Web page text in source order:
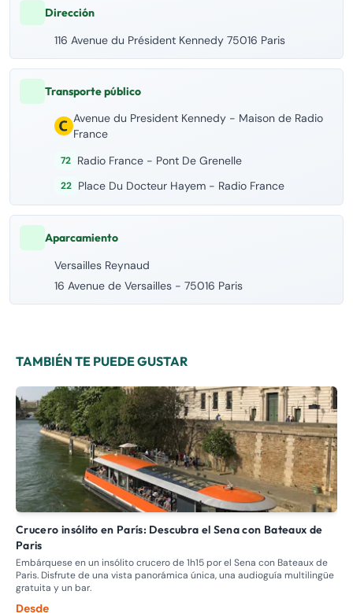
Dirección
116 Avenue du Président Kennedy 75016 Paris
Transporte público
Avenue du President Kennedy - Maison de Radio
France
72 Radio France - Pont De Grenelle
22 Place Du Docteur Hayem - Radio France
Aparcamiento
Versailles Reynaud
16 Avenue de Versailles - 75016 Paris
TAMBIÉN TE PUEDE GUSTAR
Crucero insólito en París: Descubra el Sena con Bateaux de
Paris
Embárquese en un insólito crucero de 1h15 por el Sena con Bateaux de
Paris. Disfrute de una vista panorámica única, una audioguía multilingüe
gratuita y un bar.
Desde